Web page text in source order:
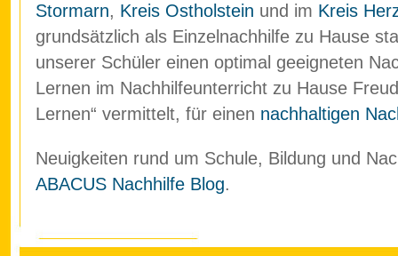
Stormarn, Kreis Ostholstein und im Kreis
grundsätzlich als Einzelnachhilfe zu Hause
unserer Schüler einen optimal geeigneten
Lernen im Nachhilfeunterricht zu Hause
Lernen“ vermittelt, für einen nachhaltigen
Neuigkeiten rund um Schule, Bildung und
ABACUS Nachhilfe Blog.